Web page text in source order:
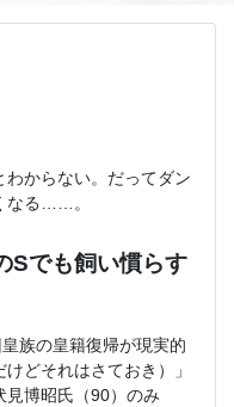
わからない。だってダン
なる……。
Sでも飼い慣らす
族の皇籍復帰が現実的
どそれはさておき）」
見博昭氏（90）のみ